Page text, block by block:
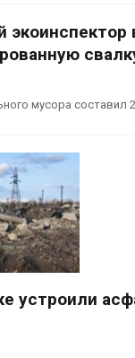
мусора составил
устроили